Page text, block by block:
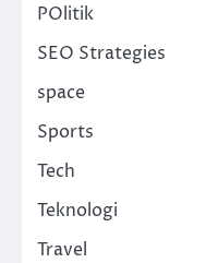
POlitik
SEO Strategies
space
Sports
Tech
Teknologi
Travel